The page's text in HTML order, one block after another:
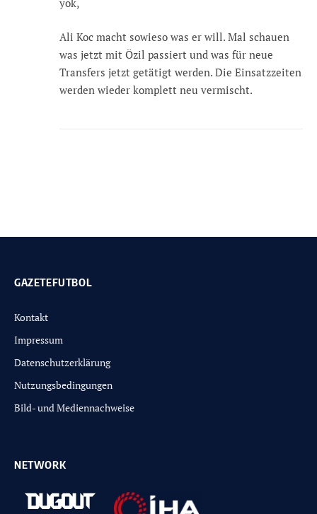
yok,
Ali Koc macht sowieso was er will. Mal schauen
was jetzt mit Özil passiert und was für neue
Transfers jetzt getätigt werden. Die Einsatzzeiten
werden wieder komplett neu vermischt.
GAZETEFUTBOL
Kontakt
Impressum
Datenschutzerklärung
Nutzungsbedingungen
Bild- und Mediennachweise
NETWORK